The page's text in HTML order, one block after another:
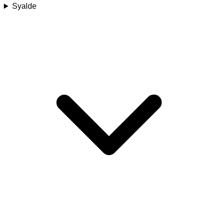
Syalde